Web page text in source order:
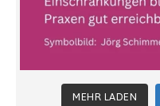
MEHR LADEN